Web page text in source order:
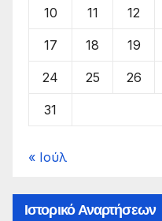
10 11 12
17 18 19
24 25 26
31
« Ιούλ
Ιστορικό Αναρτήσεων